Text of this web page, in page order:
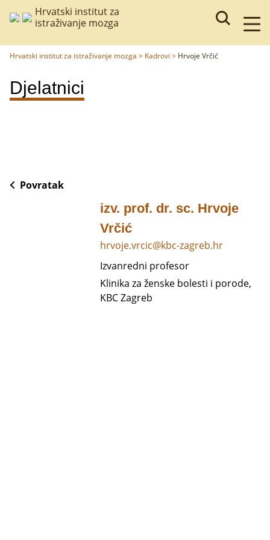
Hrvatski institut za
istraživanje mozga
Hrvatski institut za istraživanje mozga > Kadrovi > Hrvoje Vrčić
Djelatnici
Povratak
izv. prof. dr. sc. Hrvoje
Vrčić
hrvoje.vrcic@kbc-zagreb.hr
Izvanredni profesor
Klinika za ženske bolesti i porode,
KBC Zagreb